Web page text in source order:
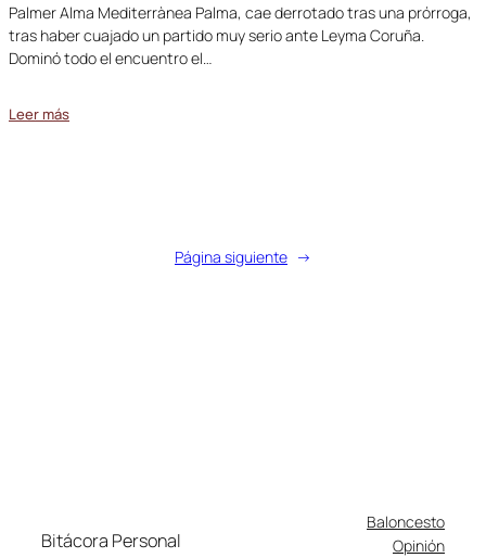
Palmer Alma Mediterrànea Palma, cae derrotado tras una prórroga,
tras haber cuajado un partido muy serio ante Leyma Coruña.
Dominó todo el encuentro el…
Leer más
Página siguiente →
Bitácora Personal
Baloncesto
Opinión